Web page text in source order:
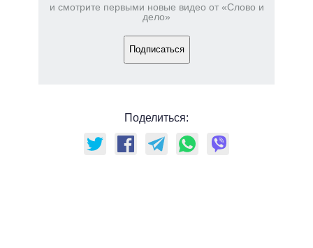
и смотрите первыми новые видео от «Слово и
дело»
Подписаться
Поделиться: